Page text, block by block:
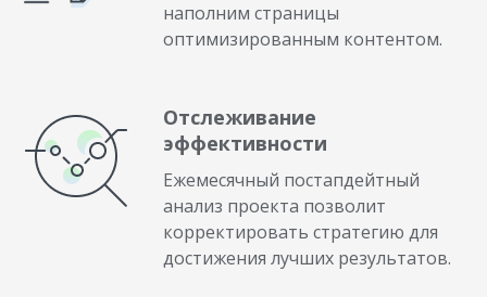
наполним страницы
оптимизированным контентом.
Отслеживание
эффективности
Ежемесячный постапдейтный
анализ проекта позволит
корректировать стратегию для
достижения лучших результатов.